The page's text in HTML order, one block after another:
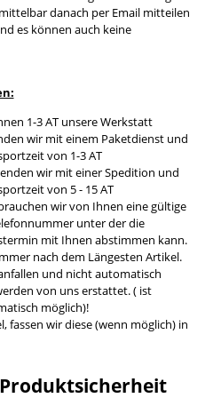
danach per Email mitteilen
es können auch keine
1-3 AT unsere Werkstatt
wir mit einem Paketdienst und
von 1-3 AT
wir mit einer Spedition und
von 5 - 15 AT
wir von Ihnen eine gültige
unter der die
mit Ihnen abstimmen kann.
nach dem Längesten Artikel.
und nicht automatisch
von uns erstattet. ( ist
möglich)!
fassen wir diese (wenn möglich) in